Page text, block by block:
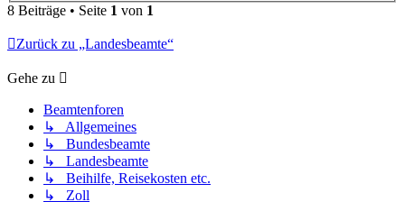
8 Beiträge • Seite 1 von 1
Zurück zu „Landesbeamte“
Gehe zu
Beamtenforen
↳ Allgemeines
↳ Bundesbeamte
↳ Landesbeamte
↳ Beihilfe, Reisekosten etc.
↳ Zoll